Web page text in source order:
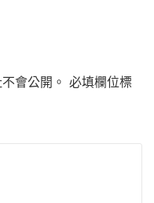
會公開。 必填欄位標